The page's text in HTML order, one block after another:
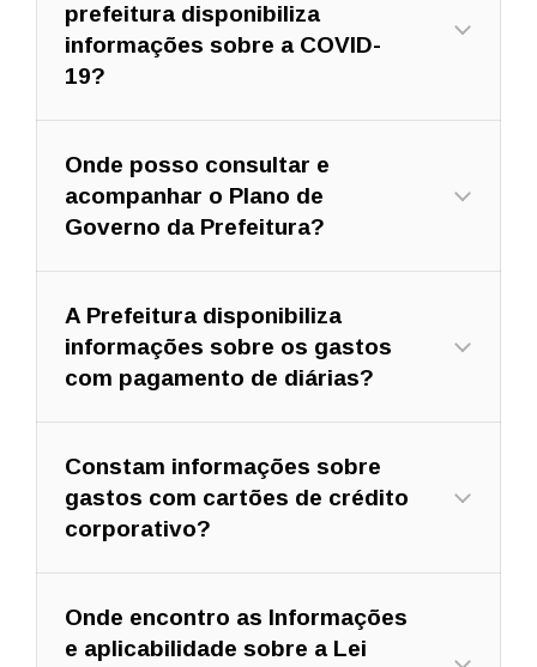
prefeitura disponibiliza
informações sobre a COVID-
19?
Onde posso consultar e
acompanhar o Plano de
Governo da Prefeitura?
A Prefeitura disponibiliza
informações sobre os gastos
com pagamento de diárias?
Constam informações sobre
gastos com cartões de crédito
corporativo?
Onde encontro as Informações
e aplicabilidade sobre a Lei